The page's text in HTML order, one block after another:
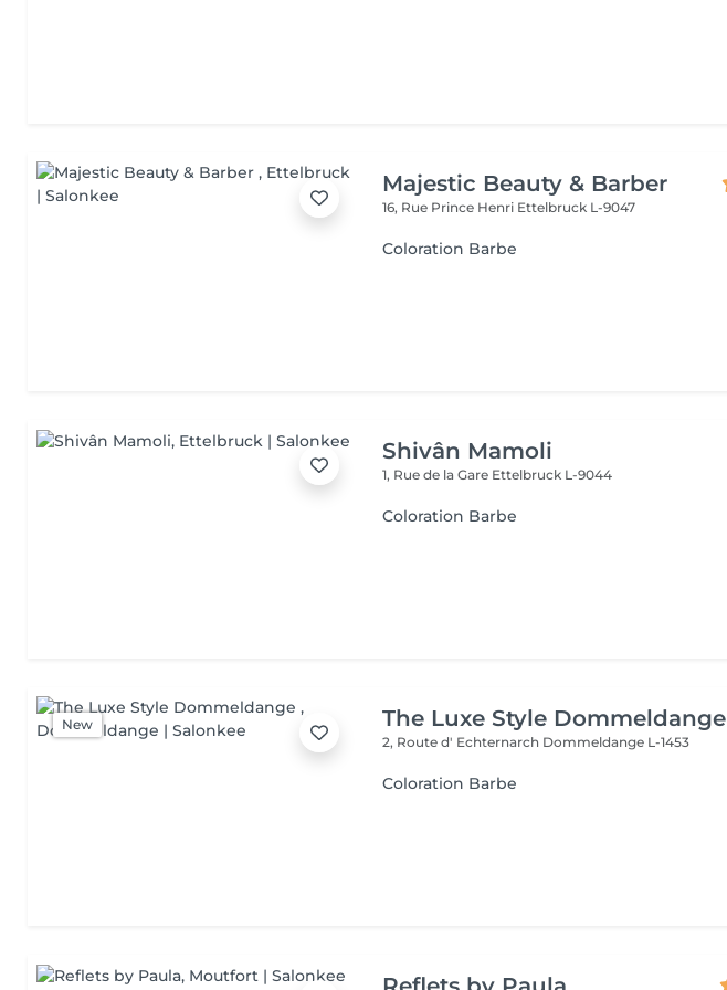
Majestic Beauty & Barber
16, Rue Prince Henri Ettelbruck L-9047
Coloration Barbe
Shivân Mamoli
1, Rue de la Gare Ettelbruck L-9044
Coloration Barbe
New The Luxe Style Dommeldange
2, Route d' Echternarch Dommeldange L-1453
Coloration Barbe